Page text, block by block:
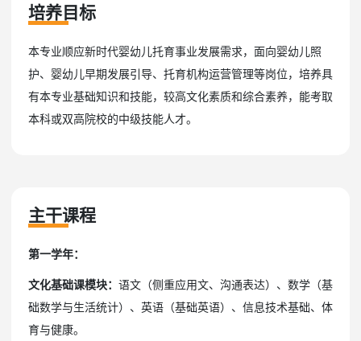
培养目标
本专业顺应新时代婴幼儿托育事业发展需求，面向婴幼儿照
护、婴幼儿早期发展引导、托育机构运营管理等岗位，培养具
有本专业基础知识和技能，较高文化素质和综合素养，能考取
本科或双高院校的中级技能人才。
主干课程
第一学年：
文化基础课模块： 语文（侧重应用文、沟通表达）、数学（基
础数学与生活统计）、英语（基础英语）、信息技术基础、体
育与健康。